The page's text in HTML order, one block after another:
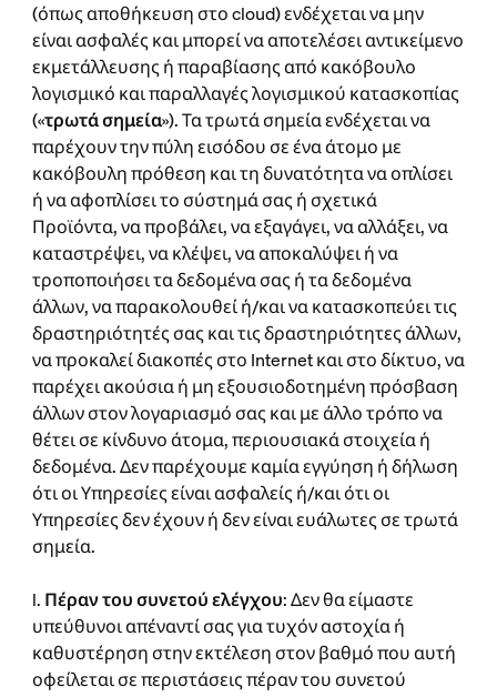
(όπως αποθήκευση στο cloud) ενδέχεται να μην
είναι ασφαλές και μπορεί να αποτελέσει αντικείμενο
εκμετάλλευσης ή παραβίασης από κακόβουλο
λογισμικό και παραλλαγές λογισμικού κατασκοπίας
(«τρωτά σημεία»). Τα τρωτά σημεία ενδέχεται να
παρέχουν την πύλη εισόδου σε ένα άτομο με
κακόβουλη πρόθεση και τη δυνατότητα να οπλίσει
ή να αφοπλίσει το σύστημά σας ή σχετικά
Προϊόντα, να προβάλει, να εξαγάγει, να αλλάξει, να
καταστρέψει, να κλέψει, να αποκαλύψει ή να
τροποποιήσει τα δεδομένα σας ή τα δεδομένα
άλλων, να παρακολουθεί ή/και να κατασκοπεύει τις
δραστηριότητές σας και τις δραστηριότητες άλλων,
να προκαλεί διακοπές στο Internet και στο δίκτυο, να
παρέχει ακούσια ή μη εξουσιοδοτημένη πρόσβαση
άλλων στον λογαριασμό σας και με άλλο τρόπο να
θέτει σε κίνδυνο άτομα, περιουσιακά στοιχεία ή
δεδομένα. Δεν παρέχουμε καμία εγγύηση ή δήλωση
ότι οι Υπηρεσίες είναι ασφαλείς ή/και ότι οι
Υπηρεσίες δεν έχουν ή δεν είναι ευάλωτες σε τρωτά
σημεία.
l. Πέραν του συνετού ελέγχου: Δεν θα είμαστε
υπεύθυνοι απέναντί σας για τυχόν αστοχία ή
καθυστέρηση στην εκτέλεση στον βαθμό που αυτή
οφείλεται σε περιστάσεις πέραν του συνετού